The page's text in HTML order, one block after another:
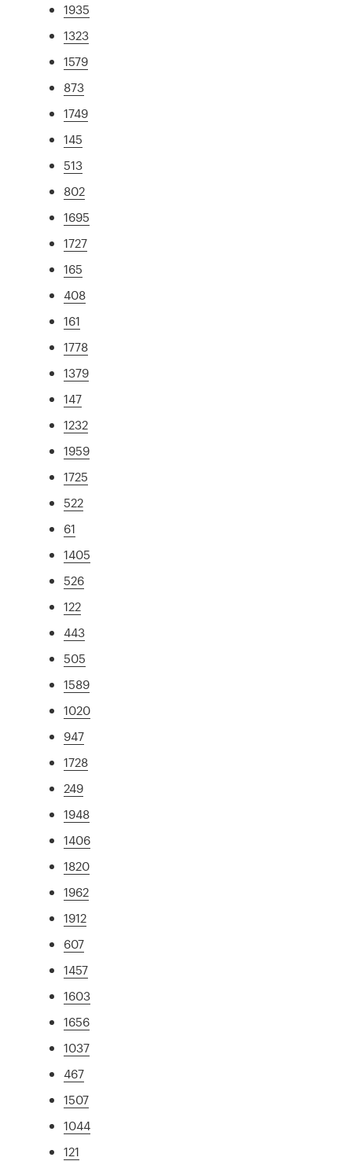
1935
1323
1579
873
1749
145
513
802
1695
1727
165
408
161
1778
1379
147
1232
1959
1725
522
61
1405
526
122
443
505
1589
1020
947
1728
249
1948
1406
1820
1962
1912
607
1457
1603
1656
1037
467
1507
1044
121